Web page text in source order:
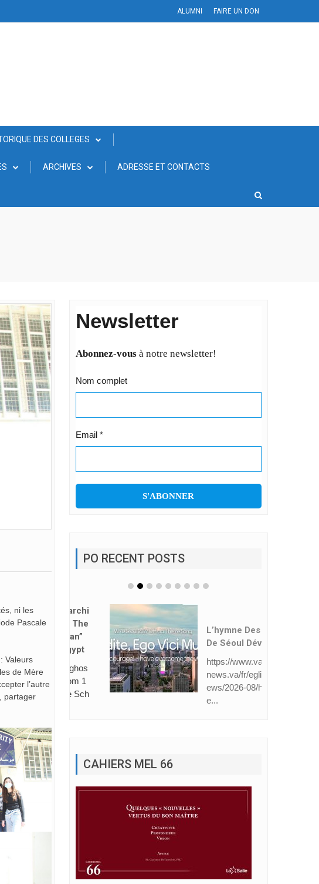
ALUMNI FAIRE UN DON
DES COLLEGES
ARCHIVES ADRESSE ET CONTACTS
ni les
Pascale
Valeurs
de Mère
l’autre
partager
Newsletter
Abonnez-vousà notre newsletter!
Nom complet
Email *
PO RECENT POSTS
De Séoul Dévoilé
https://www.vatican
news.va/fr/eglise/n
ews/2026-08/hymn
e...